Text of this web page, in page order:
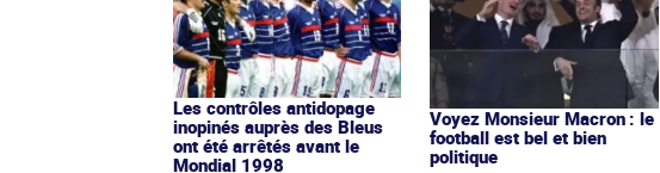
Les contrôles antidopage
inopinés auprès des Bleus
ont été arrêtés avant le
Mondial 1998
Voyez Monsieur Macron : le
football est bel et bien
politique